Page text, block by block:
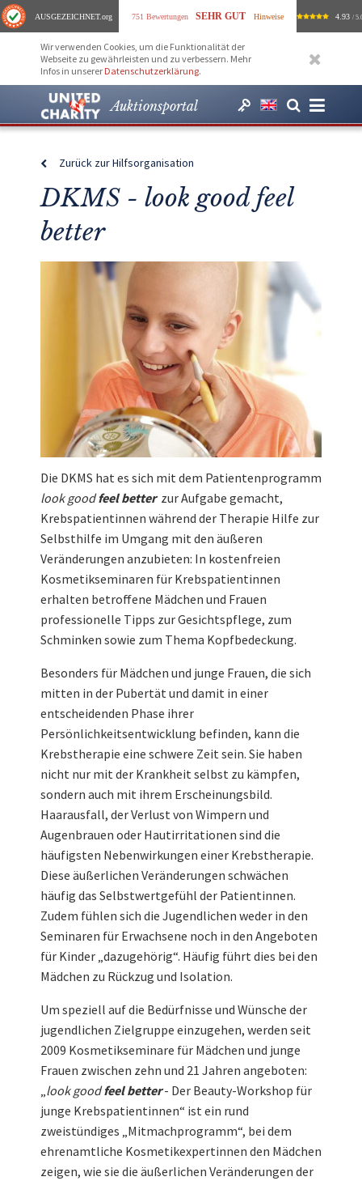
AUSGEZEICHNET.org 751 Bewertungen SEHR GUT Hinweise 4.93 /
Wir verwenden Cookies, um die Funktionalität der
Webseite zu gewährleisten und zu verbessern. Mehr
Infos in unserer Datenschutzerklärung.
Auktionsportal
Zurück zur Hilfsorganisation
DKMS - look good feel
better
Die DKMS hat es sich mit dem Patientenprogramm
look goodfeel betterzur Aufgabe gemacht,
Krebspatientinnen während der Therapie Hilfe zur
Selbsthilfe im Umgang mit den äußeren
Veränderungen anzubieten: In kostenfreien
Kosmetikseminaren für Krebspatientinnen
erhalten betroffene Mädchen und Frauen
professionelle Tipps zur Gesichtspflege, zum
Schminken sowie zum Thema Kopfbedeckung.
Besonders für Mädchen und junge Frauen, die sich
mitten in der Pubertät und damit in einer
entscheidenden Phase ihrer
Persönlichkeitsentwicklung befinden, kann die
Krebstherapie eine schwere Zeit sein. Sie haben
nicht nur mit der Krankheit selbst zu kämpfen,
sondern auch mit ihrem Erscheinungsbild.
Haarausfall, der Verlust von Wimpern und
Augenbrauen oder Hautirritationen sind die
häufigsten Nebenwirkungen einer Krebstherapie.
Diese äußerlichen Veränderungen schwächen
häufig das Selbstwertgefühl der Patientinnen.
Zudem fühlen sich die Jugendlichen weder in den
Seminaren für Erwachsene noch in den Angeboten
für Kinder „dazugehörig“. Häufig führt dies bei den
Mädchen zu Rückzug und Isolation.
Um speziell auf die Bedürfnisse und Wünsche der
jugendlichen Zielgruppe einzugehen, werden seit
2009 Kosmetikseminare für Mädchen und junge
Frauen zwischen zehn und 21 Jahren angeboten:
„look goodfeel better- Der Beauty-Workshop für
junge Krebspatientinnen“ ist ein rund
zweistündiges „Mitmachprogramm“, bei dem
ehrenamtliche Kosmetikexpertinnen den Mädchen
zeigen, wie sie die äußerlichen Veränderungen der